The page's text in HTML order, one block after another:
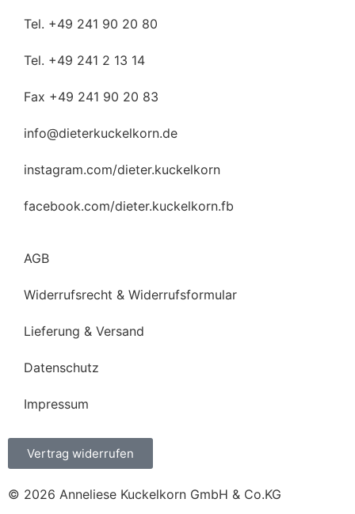
Tel. +49 241 90 20 80
Tel. +49 241 2 13 14
Fax +49 241 90 20 83
info@dieterkuckelkorn.de
instagram.com/dieter.kuckelkorn
facebook.com/dieter.kuckelkorn.fb
AGB
Widerrufsrecht & Widerrufsformular
Lieferung & Versand
Datenschutz
Impressum
Vertrag widerrufen
© 2026 Anneliese Kuckelkorn GmbH & Co.KG